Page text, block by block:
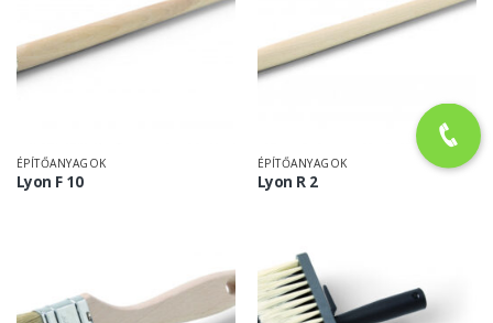
ÉPÍTŐANYAGOK
Lyon F 10
ÉPÍTŐANYAGOK
Lyon R 2